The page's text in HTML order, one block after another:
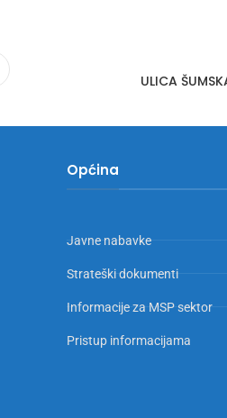
ULICA
Općina
Javne nabavke
Strateški dokumenti
Informacije za MSP sektor
Pristup informacijama